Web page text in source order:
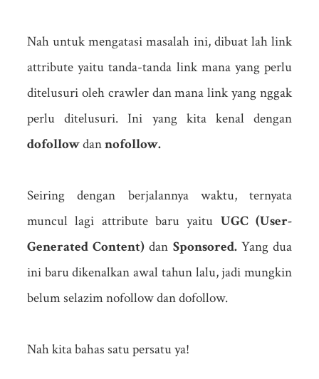
Nah untuk mengatasi masalah ini, dibuat lah link
attribute yaitu tanda-tanda link mana yang perlu
ditelusuri oleh crawler dan mana link yang nggak
perlu ditelusuri. Ini yang kita kenal dengan
dofollowdannofollow.
Seiring dengan berjalannya waktu, ternyata
muncul lagi attribute baru yaitu UGC (User-
Generated Content) dan Sponsored. Yang dua
ini baru dikenalkan awal tahun lalu, jadi mungkin
belum selazim nofollow dan dofollow.
Nah kita bahas satu persatu ya!